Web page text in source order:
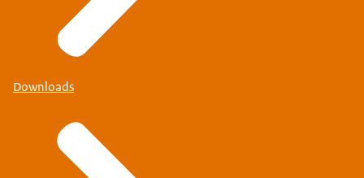
Downloads